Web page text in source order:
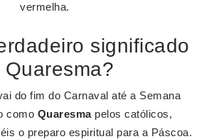
vermelha.
significado
Quaresma?
do fim do Carnaval até a Semana
como Quaresmapelos católicos,
o preparo espiritual para a Páscoa.